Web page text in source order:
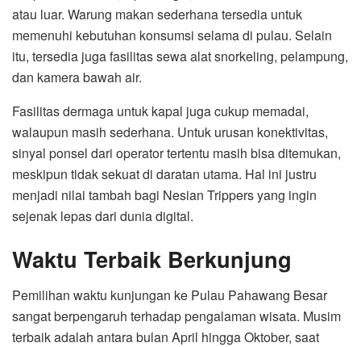
atau luar. Warung makan sederhana tersedia untuk
memenuhi kebutuhan konsumsi selama di pulau. Selain
itu, tersedia juga fasilitas sewa alat snorkeling, pelampung,
dan kamera bawah air.
Fasilitas dermaga untuk kapal juga cukup memadai,
walaupun masih sederhana. Untuk urusan konektivitas,
sinyal ponsel dari operator tertentu masih bisa ditemukan,
meskipun tidak sekuat di daratan utama. Hal ini justru
menjadi nilai tambah bagi Nesian Trippers yang ingin
sejenak lepas dari dunia digital.
Waktu Terbaik Berkunjung
Pemilihan waktu kunjungan ke Pulau Pahawang Besar
sangat berpengaruh terhadap pengalaman wisata. Musim
terbaik adalah antara bulan April hingga Oktober, saat